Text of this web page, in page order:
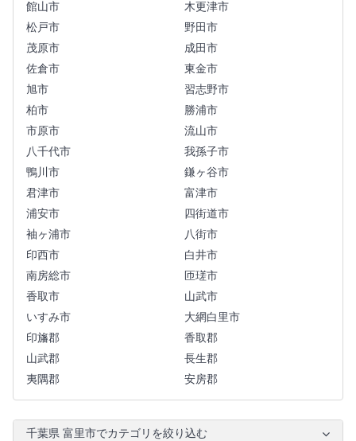
館山市
木更津市
松戸市
野田市
茂原市
成田市
佐倉市
東金市
旭市
習志野市
柏市
勝浦市
市原市
流山市
八千代市
我孫子市
鴨川市
鎌ヶ谷市
君津市
富津市
浦安市
四街道市
袖ヶ浦市
八街市
印西市
白井市
南房総市
匝瑳市
香取市
山武市
いすみ市
大網白里市
印旛郡
香取郡
山武郡
長生郡
夷隅郡
安房郡
千葉県 富里市でカテゴリを絞り込む